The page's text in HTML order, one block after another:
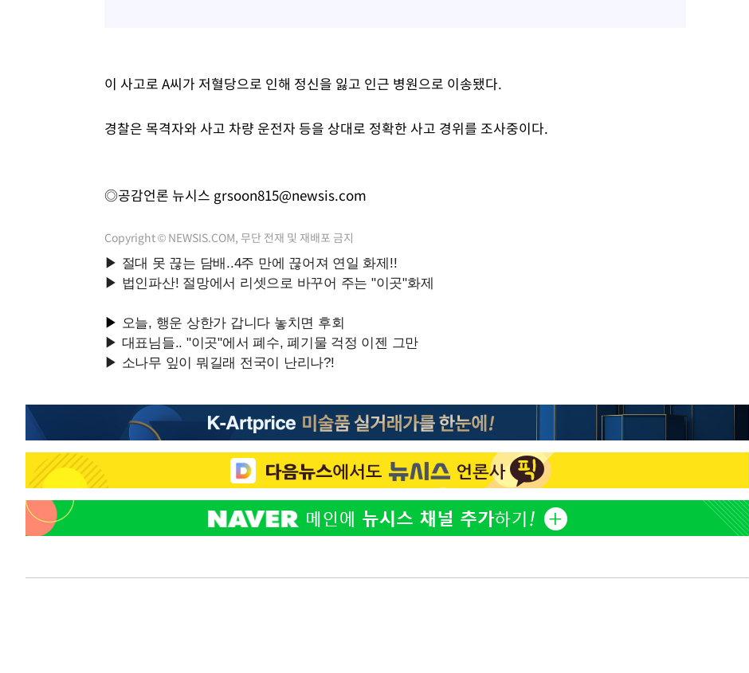
이 사고로 A씨가 저혈당으로 인해 정신을 잃고 인근 병원으로 이송됐다.
경찰은 목격자와 사고 차량 운전자 등을 상대로 정확한 사고 경위를 조사중이다.
◎공감언론 뉴시스 grsoon815@newsis.com
Copyright © NEWSIS.COM, 무단 전재 및 재배포 금지